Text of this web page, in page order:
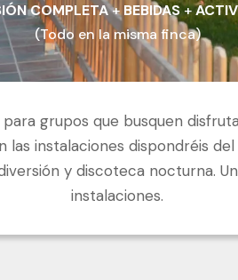
COMPLETA+BEBIDAS+
(Todo en la misma finca)
grupos que busquen
las instalaciones dispondréis
y discoteca nocturna.
instalaciones.